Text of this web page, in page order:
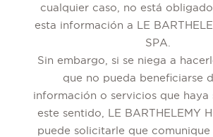
cualquier caso, no está
esta información a LE
SPA.
Sin embargo, si se niega a
que no pueda beneficiarse
información o servicios que haya
este sentido, LE BARTHELEMY
puede solicitarle que comunique